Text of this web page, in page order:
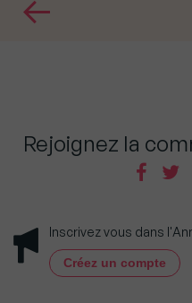
Rejoignez la
Inscrivez vous dans
Créez un compte